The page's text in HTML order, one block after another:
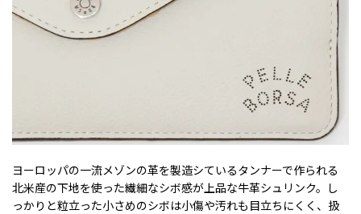
ヨーロッパの一流メゾンの革を製造シているタンナーで作られる
北米産の下地を使った繊細なシボ感が上品な牛革シュリンク。し
っかりと粒立った小さめのシボは小傷や汚れも目立ちにくく、扱